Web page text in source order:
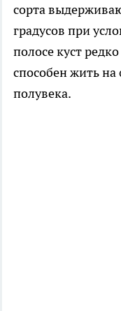
сорта
градусов при
полосе куст
способен жить
полувека.